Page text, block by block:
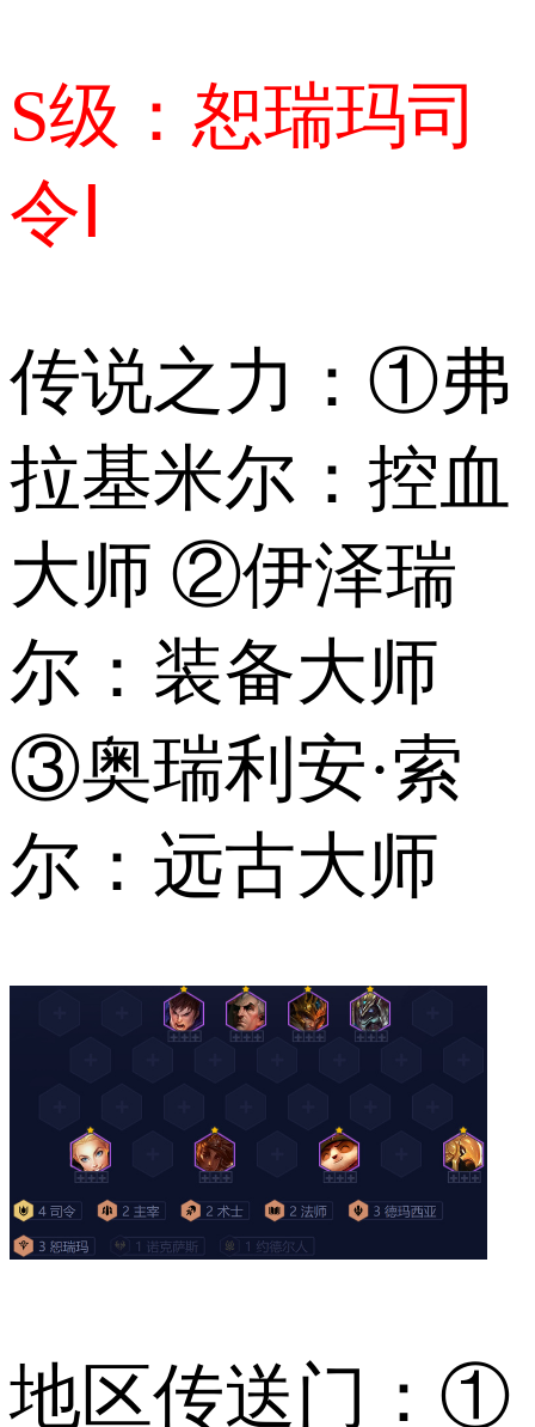
S级：恕瑞玛司
令Ⅰ
传说之力：①弗
拉基米尔：控血
大师 ②伊泽瑞
尔：装备大师
③奥瑞利安·索
尔：远古大师
地区传送门：①